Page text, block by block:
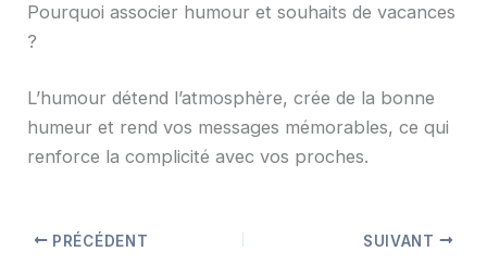
Pourquoi associer humour et souhaits de vacances
?
L’humour détend l’atmosphère, crée de la bonne
humeur et rend vos messages mémorables, ce qui
renforce la complicité avec vos proches.
PRÉCÉDENT SUIVANT